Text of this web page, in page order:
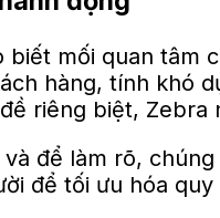
biết mối quan
hàng, tính khó
riêng biệt,
để làm rõ,
để tối ưu hóa